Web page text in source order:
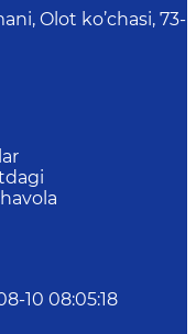
Olot ko’chasi, 73-
10 08:05:18